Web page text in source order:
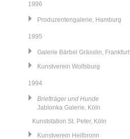
1996
Produzentengalerie, Hamburg
1995
Galerie Bärbel Grässlin, Frankfurt
Kunstverein Wolfsburg
1994
Briefträger und Hunde
Jablonka Galerie, Köln
Kunststation St. Peter, Köln
Kunstverein Heilbronn